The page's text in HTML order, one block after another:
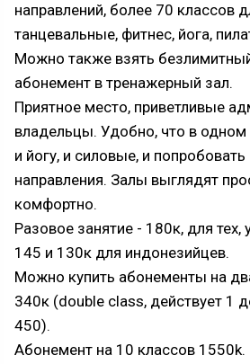
направлений, более 70 классов
танцевальные, фитнес, йога,
Можно также взять
абонемент в тренажерный зал.
Приятное место, приветливые
владельцы. Удобно, что в
и йогу, и силовые, и
направления. Залы выглядят
комфортно.
Разовое занятие - 180к, для тех,
145 и 130к для индонезийцев.
Можно купить абонементы на
340к (double class, действует 1
450).
Абонемент на 10 классов 1550k.